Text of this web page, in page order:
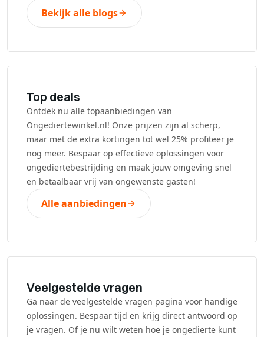
Bekijk alle blogs
Top deals
Ontdek nu alle topaanbiedingen van
Ongediertewinkel.nl! Onze prijzen zijn al scherp,
maar met de extra kortingen tot wel 25% profiteer je
nog meer. Bespaar op effectieve oplossingen voor
ongediertebestrijding en maak jouw omgeving snel
en betaalbaar vrij van ongewenste gasten!
Alle aanbiedingen
Veelgestelde vragen
Ga naar de veelgestelde vragen pagina voor handige
oplossingen. Bespaar tijd en krijg direct antwoord op
je vragen. Of je nu wilt weten hoe je ongedierte kunt